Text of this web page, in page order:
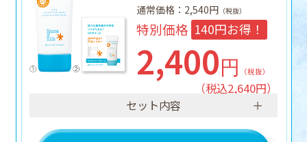
通常価格：2,540円 （税抜）
特別価格 140円お得！
2,400円 （税抜）
（税込2,640円）
セット内容